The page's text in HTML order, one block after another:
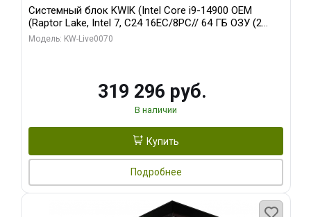
Системный блок KWIK (Intel Core i9-14900 OEM
(Raptor Lake, Intel 7, C24 16EC/8PC// 64 ГБ ОЗУ (2
модуля)/ Gigabyte RTX5080 XTREME WATERFORCE
Модель: KW-Live0070
319 296 руб.
В наличии
Купить
Подробнее